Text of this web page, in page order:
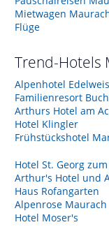
Mietwagen
Flüge
Trend-Hotels
Alpenhotel
Familienresort
Arthurs Hotel am
Hotel Klingler
Frühstückshotel
Hotel St. Georg zum
Arthur's Hotel und
Haus Rofangarten
Alpenrose Maurach
Hotel Moser's